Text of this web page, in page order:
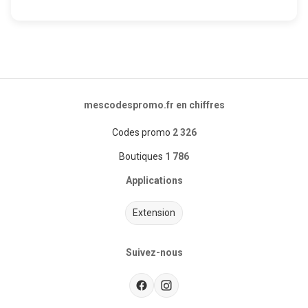
mescodespromo.fr en chiffres
Codes promo 2 326
Boutiques 1 786
Applications
Extension
Suivez-nous